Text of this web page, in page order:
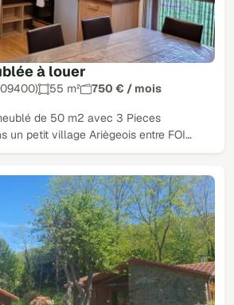
à louer
55 m² 750 € / mois
de 50 m2 avec 3 Pieces
un petit village Ariègeois entre FOI…